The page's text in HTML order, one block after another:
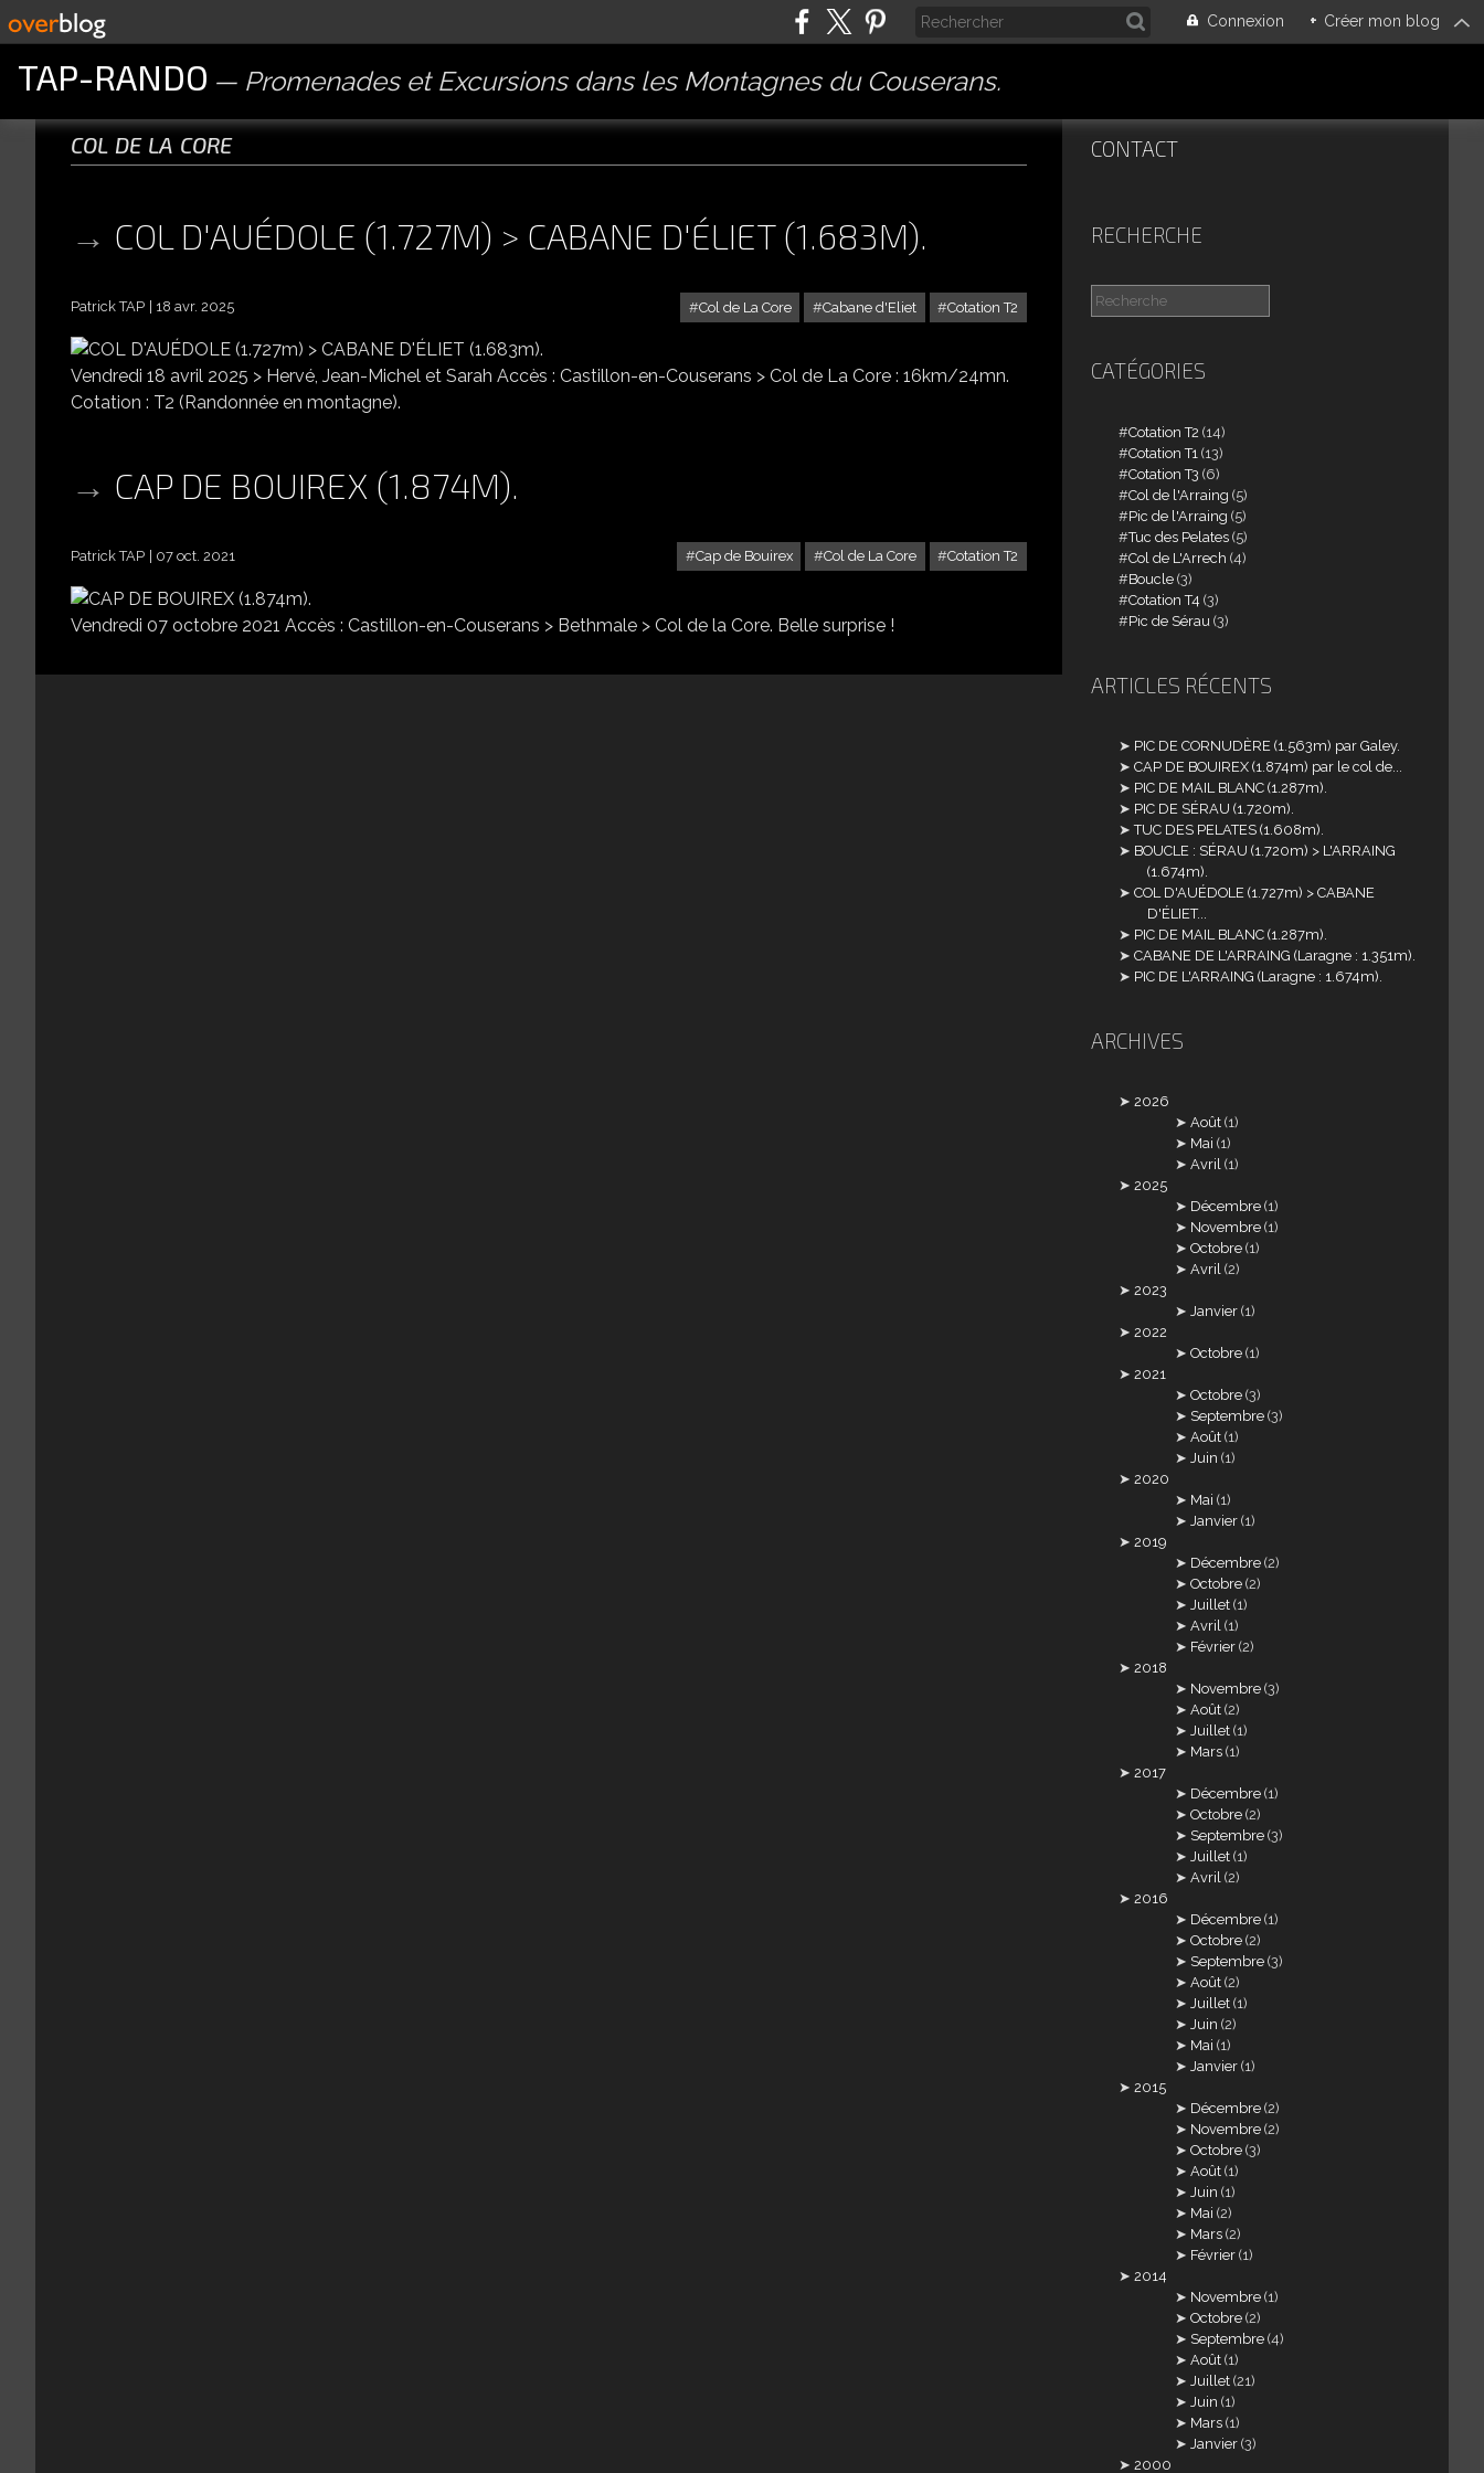
Connexion + Créer mon blog
TAP-RANDO Promenades et Excursions dans les Montagnes du Couserans.
col de la core
COL D'AUÉDOLE (1.727M) > CABANE D'ÉLIET (1.683M).
Col de La Core Cabane d'Eliet Cotation T2
Patrick TAP 18 avr. 2025 COL D'AUÉDOLE (1.727M) > CABANE D'ÉLIET (1.683M).
Vendredi 18 avril 2025 > Hervé, Jean-Michel et Sarah Accès : Castillon-en-Couserans > Col de La Core : 16km/24mn.
Cotation : T2 (Randonnée en montagne).
CAP DE BOUIREX (1.874M).
Cap de Bouirex Col de La Core Cotation T2
Patrick TAP 07 oct. 2021 CAP DE BOUIREX (1.874M).
Vendredi 07 octobre 2021 Accès : Castillon-en-Couserans > Bethmale > Col de la Core. Belle surprise !
CONTACT
RECHERCHE
CATÉGORIES
Cotation T2 (14)
Cotation T1 (13)
Cotation T3 (6)
Col de l'Arraing (5)
Pic de l'Arraing (5)
Tuc des Pelates (5)
Col de L'Arrech (4)
Boucle (3)
Cotation T4 (3)
Pic de Sérau (3)
ARTICLES RÉCENTS
PIC DE CORNUDÈRE (1.563m) par Galey.
CAP DE BOUIREX (1.874m) par le col de...
PIC DE MAIL BLANC (1.287m).
PIC DE SÉRAU (1.720m).
TUC DES PELATES (1.608m).
BOUCLE : SÉRAU (1.720m) > L'ARRAING
(1.674m).
COL D'AUÉDOLE (1.727m) > CABANE
D'ÉLIET...
PIC DE MAIL BLANC (1.287m).
CABANE DE L'ARRAING (Laragne : 1.351m).
PIC DE L'ARRAING (Laragne : 1.674m).
ARCHIVES
2026
Août (1)
Mai (1)
Avril (1)
2025
Décembre (1)
Novembre (1)
Octobre (1)
Avril (2)
2023
Janvier (1)
2022
Octobre (1)
2021
Octobre (3)
Septembre (3)
Août (1)
Juin (1)
2020
Mai (1)
Janvier (1)
2019
Décembre (2)
Octobre (2)
Juillet (1)
Avril (1)
Février (2)
2018
Novembre (3)
Août (2)
Juillet (1)
Mars (1)
2017
Décembre (1)
Octobre (2)
Septembre (3)
Juillet (1)
Avril (2)
2016
Décembre (1)
Octobre (2)
Septembre (3)
Août (2)
Juillet (1)
Juin (2)
Mai (1)
Janvier (1)
2015
Décembre (2)
Novembre (2)
Octobre (3)
Août (1)
Juin (1)
Mai (2)
Mars (2)
Février (1)
2014
Novembre (1)
Octobre (2)
Septembre (4)
Août (1)
Juillet (21)
Juin (1)
Mars (1)
Janvier (3)
2000